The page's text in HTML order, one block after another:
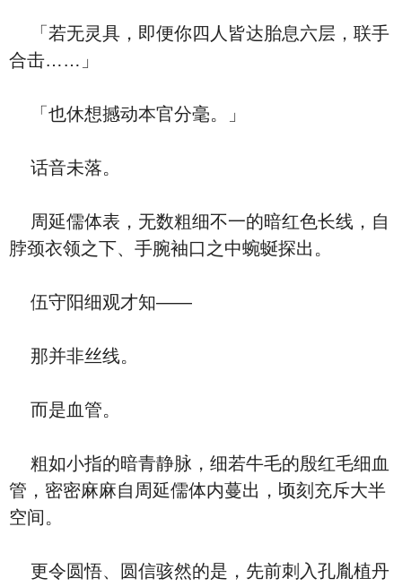
「若无灵具，即便你四人皆达胎息六层，联手
合击……」
「也休想撼动本官分毫。」
话音未落。
周延儒体表，无数粗细不一的暗红色长线，自
脖颈衣领之下、手腕袖口之中蜿蜒探出。
伍守阳细观才知——
那并非丝线。
而是血管。
粗如小指的暗青静脉，细若牛毛的殷红毛细血
管，密密麻麻自周延儒体内蔓出，顷刻充斥大半
空间。
更令圆悟、圆信骇然的是，先前刺入孔胤植丹